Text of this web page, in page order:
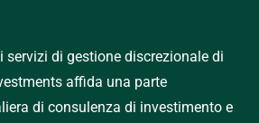
servizi di gestione discrezionale di
affida una parte
di consulenza di investimento e